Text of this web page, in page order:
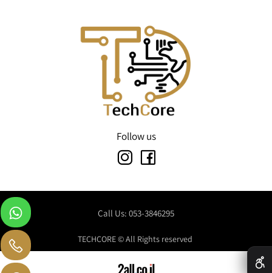
Follow us
Call Us: 053-3846295